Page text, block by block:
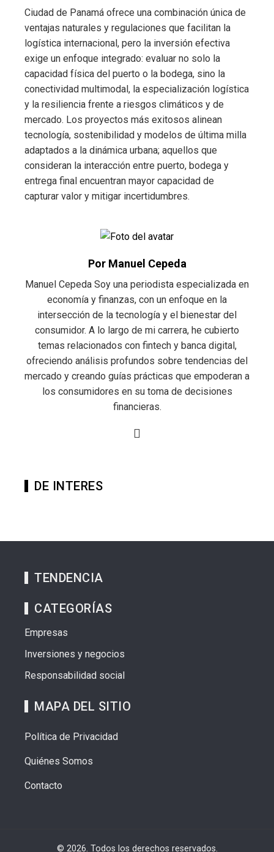
Ciudad de Panamá ofrece una combinación única de
ventajas naturales y regulaciones que facilitan la
logística internacional, pero la inversión efectiva
exige un enfoque integrado: evaluar no solo la
capacidad física del puerto o la bodega, sino la
conectividad multimodal, la especialización logística
y la resiliencia frente a riesgos climáticos y de
mercado. Los proyectos más exitosos alinean
tecnología, sostenibilidad y modelos de última milla
adaptados a la dinámica urbana; aquellos que
consideran la interacción entre puerto, bodega y
entrega final encuentran mayor capacidad de
capturar valor y mitigar incertidumbres.
Por Manuel Cepeda
Manuel Cepeda Soy una periodista especializada en
economía y finanzas, con un enfoque en la
intersección de la tecnología y el bienestar del
consumidor. A lo largo de mi carrera, he cubierto
temas relacionados con fintech y banca digital,
ofreciendo análisis profundos sobre tendencias del
mercado y creando guías prácticas que empoderan a
los consumidores en su toma de decisiones
financieras.
DE INTERES
TENDENCIA
CATEGORÍAS
Empresas
Inversiones y negocios
Responsabilidad social
MAPA DEL SITIO
Política de Privacidad
Quiénes Somos
Contacto
© 2026. Todos los derechos reservados.